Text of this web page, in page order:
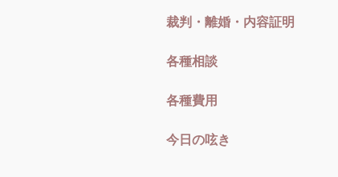
裁判・離婚・内容証明
各種相談
各種費用
今日の呟き